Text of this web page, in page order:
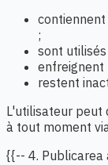
;
sont
enfreignent
restent
L'utilisateur peut
à tout moment
{{-- 4.